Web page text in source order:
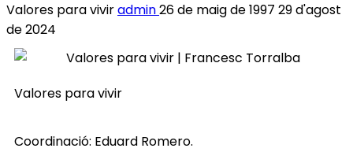
Valores para viviradmin26 de maig de 1997 29 d'agost
de 2024
Valores para vivir
Coordinació: Eduard Romero.